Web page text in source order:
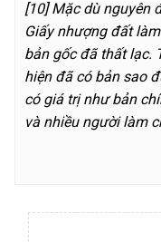
[10] Mặc dù nguyên
Giấy nhượng đất
bản gốc đã thất lạc.
hiện đã có bản sao
có giá trị như bản
và nhiều người làm